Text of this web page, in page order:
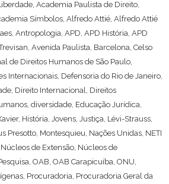
, Academia Paulista de Direito,
Símbolos, Alfredo Attié, Alfredo Attié
, Antropologia, APD, APD História, APD
, Avenida Paulista, Barcelona, Celso
de Direitos Humanos de São Paulo,
Internacionais, Defensoria do Rio de Janeiro,
, Direito Internacional, Direitos
, diversidade, Educação Jurídica,
, História, Jovens, Justiça, Lévi-Strauss,
Presotto, Montesquieu, Nações Unidas, NETI
Núcleos de Extensão, Núcleos de
, OAB, OAB Carapicuíba, ONU,
, Procuradoria, Procuradoria Geral da